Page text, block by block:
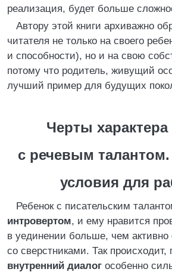
реализация, будет больше
Автору этой книги архиважно
читателя не только на своего
и способности), но и на свою
потому что родитель, живущий
лучший пример для будущих
Черты характера
с речевым
условия для
Ребенок с писательским
интровертом, и ему нравится
в уединении больше, чем активно
со сверстниками. Так происходит,
внутренний диалог особенно